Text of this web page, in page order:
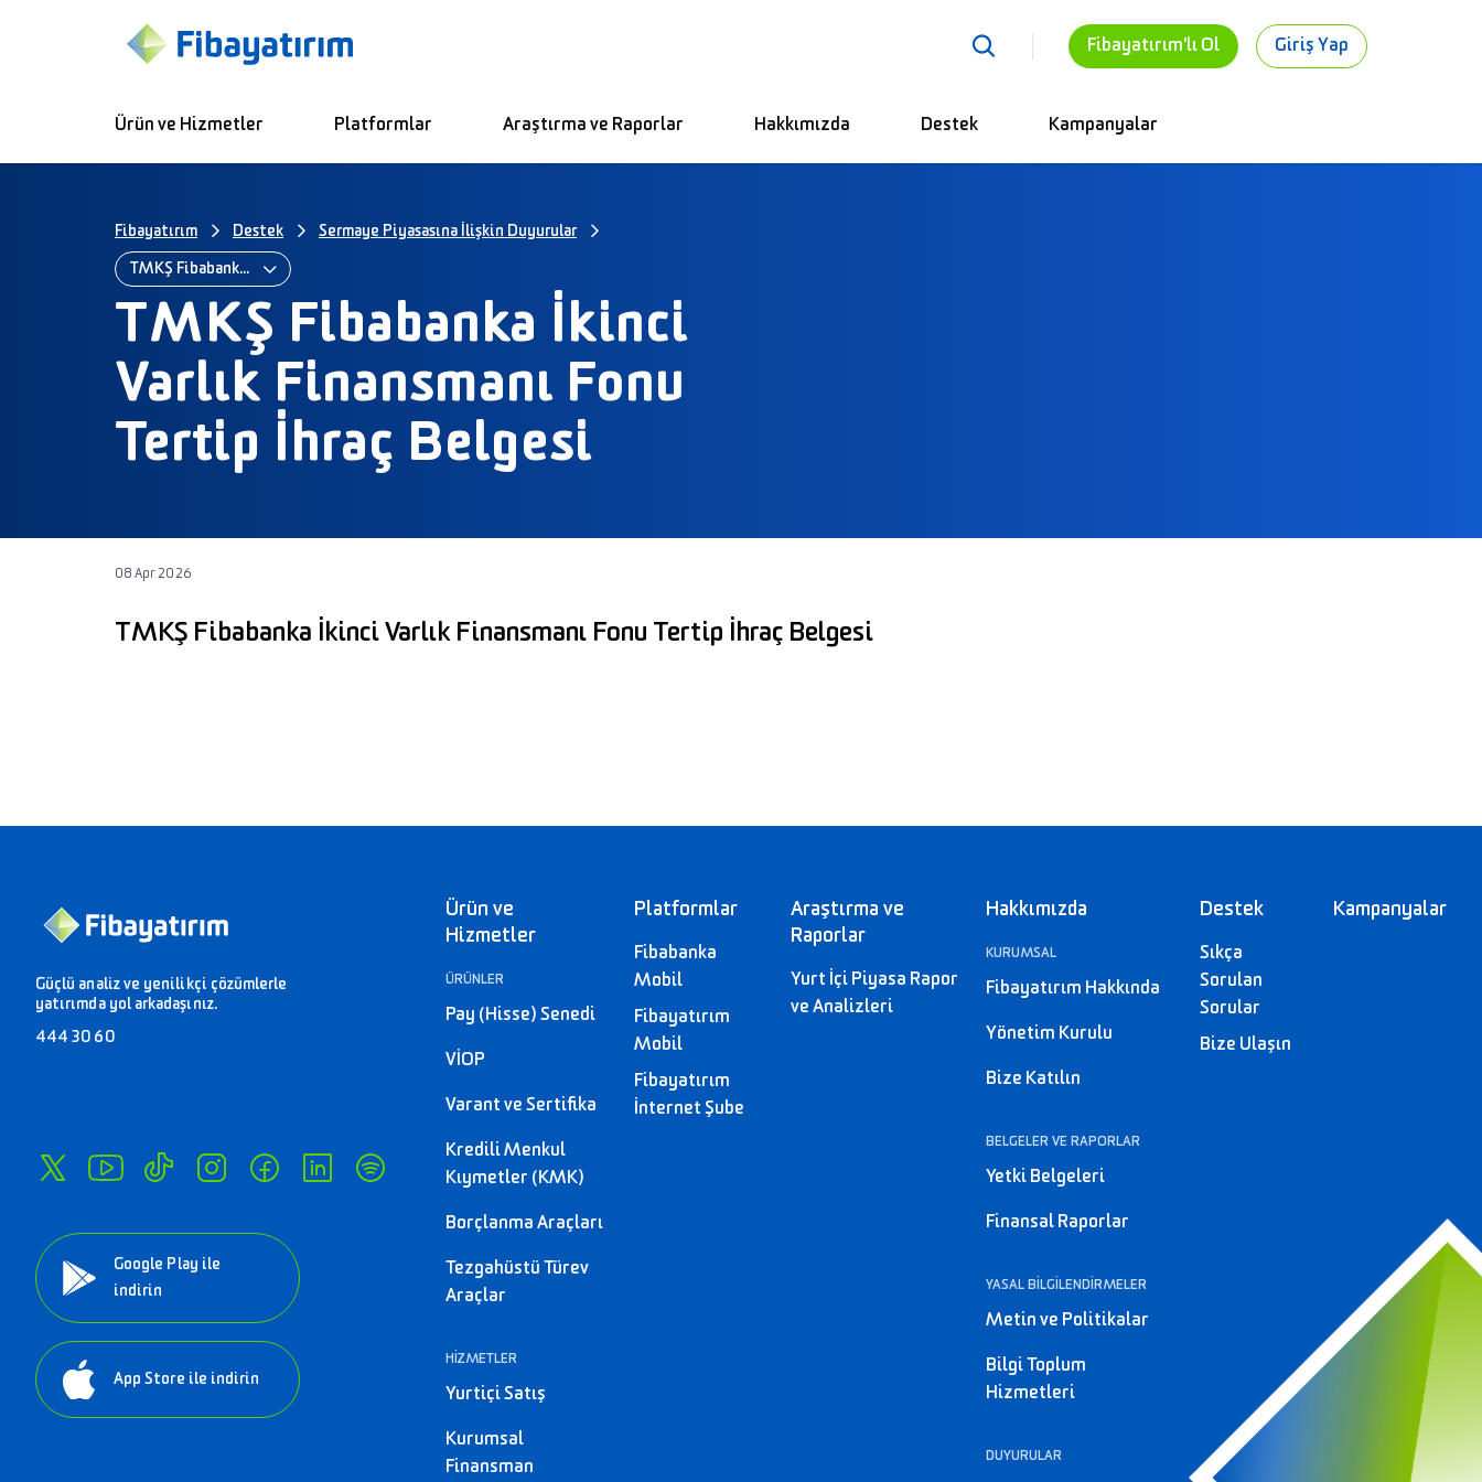
Fibayatırım'lı Ol Giriş Yap
Ürün ve Hizmetler Platformlar Araştırma ve Raporlar Hakkımızda Destek Kampanyalar
Fibayatırım Destek
Sermaye Piyasasına İlişkin Duyurular
TMKŞ Fibabanka İkinci Varlık Finansmanı Fonu Tertip İhraç Belgesi
TMKŞ Fibabanka İkinci
Varlık Finansmanı Fonu
Tertip İhraç Belgesi
08 Apr 2026
TMKŞ Fibabanka İkinci Varlık Finansmanı Fonu Tertip İhraç Belgesi
Güçlü analiz ve yenilikçi çözümlerle
yatırımda yol arkadaşınız.
444 30 60
Google Play ile
indirin
App Store ile indirin
Ürün ve
Hizmetler
ÜRÜNLER
Pay (Hisse) Senedi
VİOP
Varant ve Sertifika
Kredili Menkul
Kıymetler (KMK)
Borçlanma Araçları
Tezgahüstü Türev
Araçlar
HİZMETLER
Yurtiçi Satış
Kurumsal
Finansman
Platformlar
Fibabanka
Mobil
Fibayatırım
Mobil
Fibayatırım
İnternet Şube
Araştırma ve
Raporlar
Yurt İçi Piyasa Rapor
ve Analizleri
Hakkımızda
KURUMSAL
Fibayatırım Hakkında
Yönetim Kurulu
Bize Katılın
BELGELER VE RAPORLAR
Yetki Belgeleri
Finansal Raporlar
YASAL BİLGİLENDİRMELER
Metin ve Politikalar
Bilgi Toplum
Hizmetleri
DUYURULAR
Destek
Sıkça
Sorulan
Sorular
Bize Ulaşın
Kampanyalar